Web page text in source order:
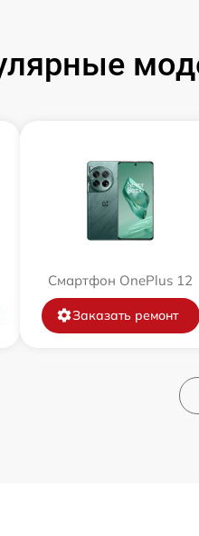
Смартфон OnePlus 12
Заказать ремонт